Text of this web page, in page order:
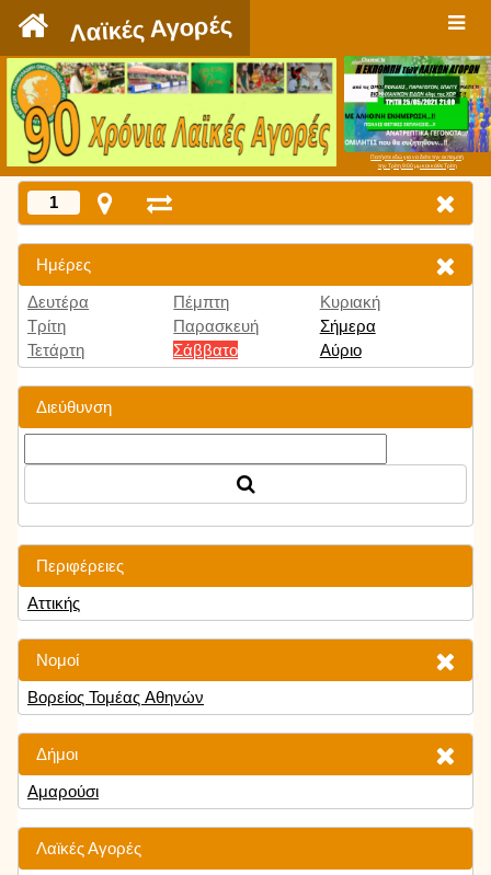
Λαϊκές Αγορές
Πατήστε εδώ για να δείτε την εκπομπή
την Τρίτη 9:00 μμ και κάθε Τρίτη
1
Ημέρες
Δευτέρα
Τρίτη
Τετάρτη
Πέμπτη
Παρασκευή
Σάββατο
Κυριακή
Σήμερα
Αύριο
Διεύθυνση
Περιφέρειες
Αττικής
Νομοί
Βορείος Τομέας Αθηνών
Δήμοι
Αμαρούσι
Λαϊκές Αγορές